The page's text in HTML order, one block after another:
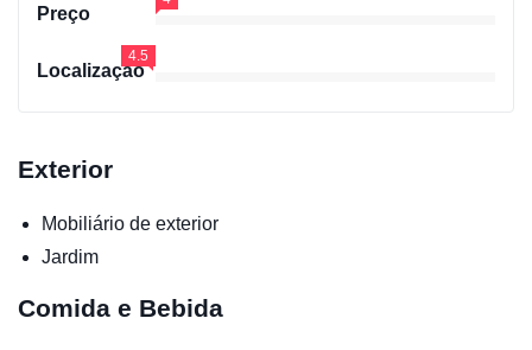
Preço
Localização
4.5
Exterior
Mobiliário de exterior
Jardim
Comida e Bebida